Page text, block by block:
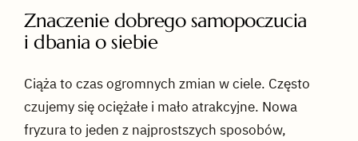
Znaczenie dobrego samopoczucia
i dbania o siebie
Ciąża to czas ogromnych zmian w ciele. Często
czujemy się ociężałe i mało atrakcyjne. Nowa
fryzura to jeden z najprostszych sposobów,